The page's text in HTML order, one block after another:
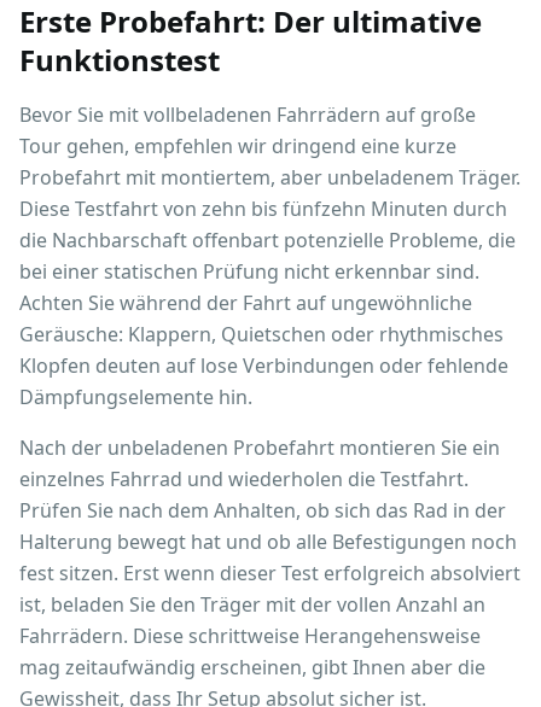
Erste Probefahrt: Der ultimative
Funktionstest
Bevor Sie mit vollbeladenen Fahrrädern auf große
Tour gehen, empfehlen wir dringend eine kurze
Probefahrt mit montiertem, aber unbeladenem Träger.
Diese Testfahrt von zehn bis fünfzehn Minuten durch
die Nachbarschaft offenbart potenzielle Probleme, die
bei einer statischen Prüfung nicht erkennbar sind.
Achten Sie während der Fahrt auf ungewöhnliche
Geräusche: Klappern, Quietschen oder rhythmisches
Klopfen deuten auf lose Verbindungen oder fehlende
Dämpfungselemente hin.
Nach der unbeladenen Probefahrt montieren Sie ein
einzelnes Fahrrad und wiederholen die Testfahrt.
Prüfen Sie nach dem Anhalten, ob sich das Rad in der
Halterung bewegt hat und ob alle Befestigungen noch
fest sitzen. Erst wenn dieser Test erfolgreich absolviert
ist, beladen Sie den Träger mit der vollen Anzahl an
Fahrrädern. Diese schrittweise Herangehensweise
mag zeitaufwändig erscheinen, gibt Ihnen aber die
Gewissheit, dass Ihr Setup absolut sicher ist.